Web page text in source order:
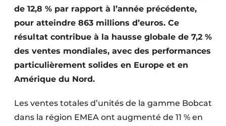
Infrastructures souterraines et égouttage
Protection solaire
Rénovation
Software
de 12,8 % par rapport à l’année précédente,
pour atteindre 863 millions d’euros. Ce
résultat contribue à la hausse globale de 7,2 %
des ventes mondiales, avec des performances
particulièrement solides en Europe et en
Amérique du Nord.
Les ventes totales d’unités de la gamme Bobcat
dans la région EMEA ont augmenté de 11 % en